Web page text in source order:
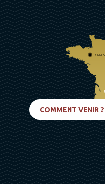
RENNES
COMMENT VENIR ?